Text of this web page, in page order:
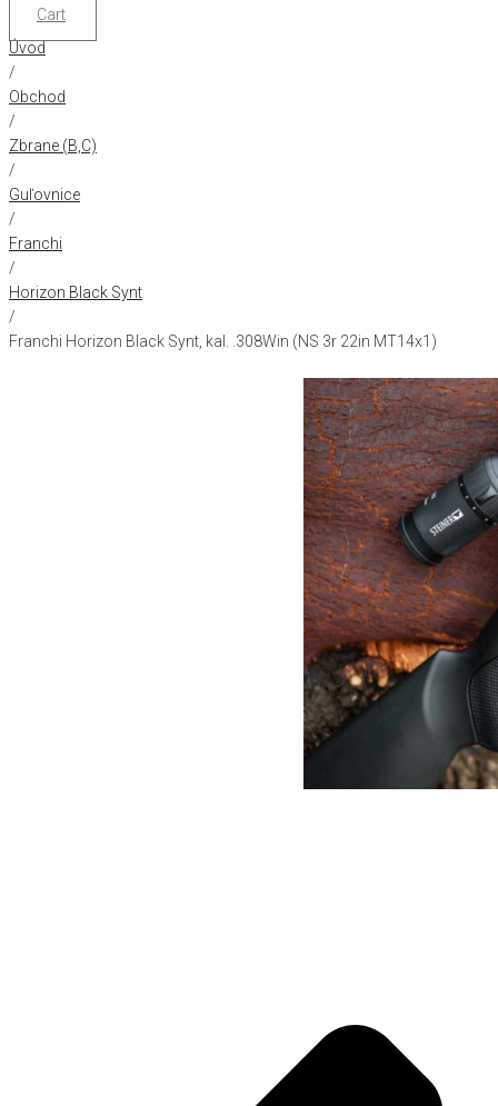
Cart
Úvod
/
Obchod
/
Zbrane (B,C)
/
Guľovnice
/
Franchi
/
Horizon Black Synt
/
Franchi Horizon Black Synt, kal. .308Win (NS 3r 22in MT14x1)